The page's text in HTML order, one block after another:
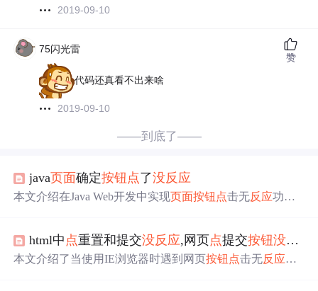
2019-09-10
75闪光雷
代码还真看不出来啥
2019-09-10
赞
——到底了——
java页面确定按钮 点了没反应
本文介绍在Java Web开发中实现页面按钮 点击无反应功能
应 逻辑，最后测试验证，还分享了Java项目学习资料。
html中 点重置和提交没反应,网页点提交按钮没反应
本文介绍了当使用IE浏览器时遇到网页按钮 点击无反应的